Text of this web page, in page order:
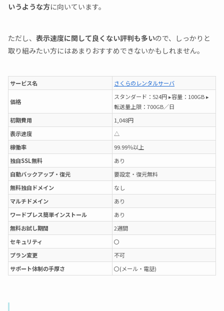
いうような方に向いています。
ただし、 表示速度に関して良くない評判も多いので、しっかりと
取り組みたい方にはあまりおすすめできないかもしれません。
サービス名 さくらのレンタルサーバ
価格
スタンダード：524円 ▸容量：100GB ▸
転送量上限：700GB／日
初期費用
1,048円
表示速度
△
稼働率
99.99％以上
独自SSL無料
あり
自動バックアップ・復元
要設定・復元無料
無料独自ドメイン
なし
マルチドメイン
あり
ワードプレス簡単インストール
あり
無料お試し期間
2週間
セキュリティ
〇
プラン変更
不可
サポート体制の手厚さ
〇(メール・電話)